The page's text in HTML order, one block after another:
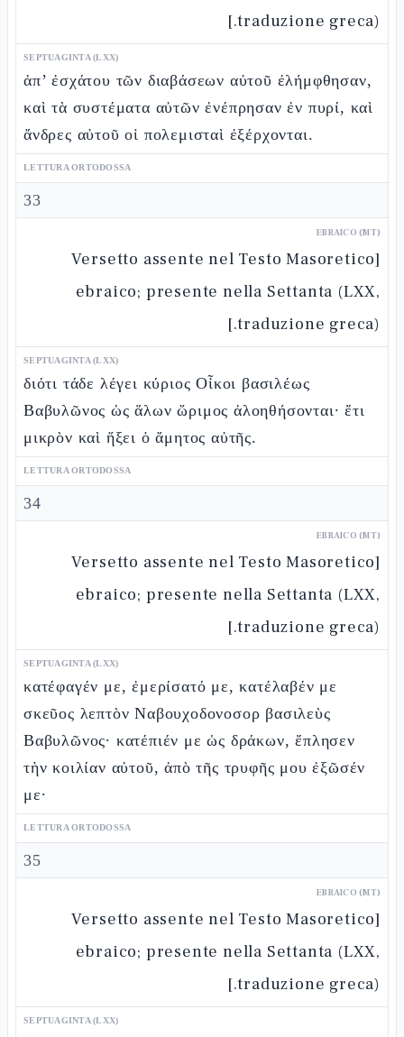
traduzione greca).]
SEPTUAGINTA (LXX)
ἀπ’ ἐσχάτου τῶν διαβάσεων αὐτοῦ ἐλήμφθησαν,
καὶ τὰ συστέματα αὐτῶν ἐνέπρησαν ἐν πυρί, καὶ
ἄνδρες αὐτοῦ οἱ πολεμισταὶ ἐξέρχονται.
LETTURA ORTODOSSA
33
EBRAICO (MT)
[Versetto assente nel Testo Masoretico
ebraico; presente nella Settanta (LXX,
traduzione greca).]
SEPTUAGINTA (LXX)
διότι τάδε λέγει κύριος Οἶκοι βασιλέως
Βαβυλῶνος ὡς ἅλων ὥριμος ἀλοηθήσονται· ἔτι
μικρὸν καὶ ἥξει ὁ ἄμητος αὐτῆς.
LETTURA ORTODOSSA
34
EBRAICO (MT)
[Versetto assente nel Testo Masoretico
ebraico; presente nella Settanta (LXX,
traduzione greca).]
SEPTUAGINTA (LXX)
κατέφαγέν με, ἐμερίσατό με, κατέλαβέν με
σκεῦος λεπτὸν Ναβουχοδονοσορ βασιλεὺς
Βαβυλῶνος· κατέπιέν με ὡς δράκων, ἔπλησεν
τὴν κοιλίαν αὐτοῦ, ἀπὸ τῆς τρυφῆς μου ἐξῶσέν
με·
LETTURA ORTODOSSA
35
EBRAICO (MT)
[Versetto assente nel Testo Masoretico
ebraico; presente nella Settanta (LXX,
traduzione greca).]
SEPTUAGINTA (LXX)